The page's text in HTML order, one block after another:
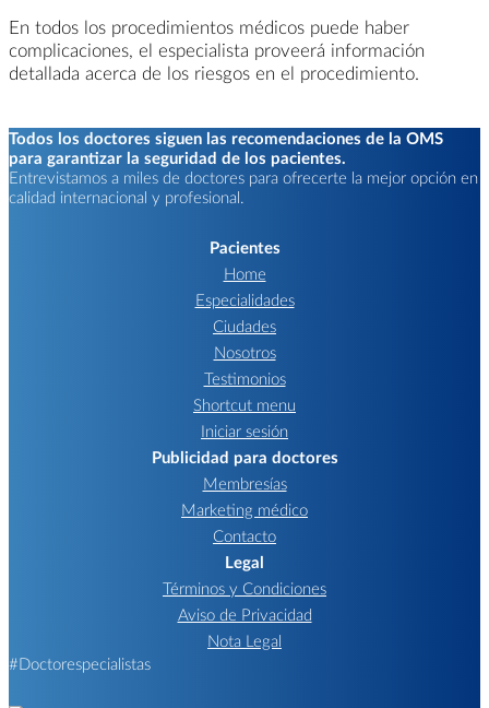
En todos los procedimientos médicos puede haber
complicaciones, el especialista proveerá información
detallada acerca de los riesgos en el procedimiento.
Todos los doctores siguen las recomendaciones de la OMS
para garantizar la seguridad de los pacientes.
Entrevistamos a miles de doctores para ofrecerte la mejor opción en
calidad internacional y profesional.
Pacientes
Home
Especialidades
Ciudades
Nosotros
Testimonios
Shortcut menu
Iniciar sesión
Publicidad para doctores
Membresías
Marketing médico
Contacto
Legal
Términos y Condiciones
Aviso de Privacidad
Nota Legal
#Doctorespecialistas